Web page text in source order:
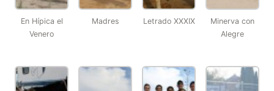
En Hípica el
Venero
Madres Letrado XXXIX
Minerva con
Alegre